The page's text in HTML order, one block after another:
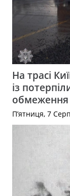
На трасі
із
обмеження
П’ятниця, 7